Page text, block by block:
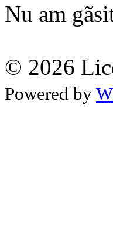
Nu am
© 2026
Powered by